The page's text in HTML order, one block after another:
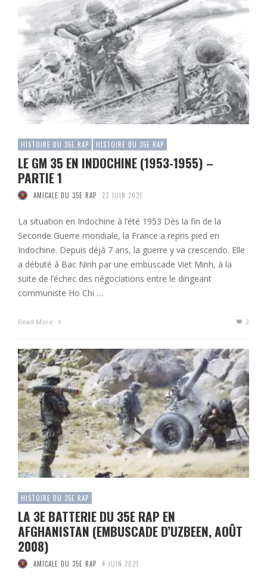
HISTOIRE DU 35E RAP HISTOIRE DU 35E RAP
LE GM 35 EN INDOCHINE (1953-1955) –
PARTIE 1
AMICALE DU 35E RAP 23 JUIN 2021
La situation en Indochine à l’été 1953 Dès la fin de la
Seconde Guerre mondiale, la France a repris pied en
Indochine. Depuis déjà 7 ans, la guerre y va crescendo. Elle
a débuté à Bac Ninh par une embuscade Viet Minh, à la
suite de l’échec des négociations entre le dirigeant
communiste Ho Chi …
Read More 2
HISTOIRE DU 35E RAP
LA 3E BATTERIE DU 35E RAP EN
AFGHANISTAN (EMBUSCADE D’UZBEEN, AOÛT
2008)
AMICALE DU 35E RAP 4 JUIN 2021